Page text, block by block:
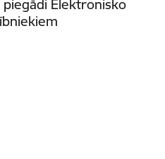
Elektronisko